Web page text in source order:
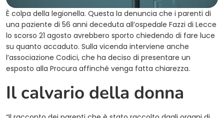
È colpa della legionella. Questa la denuncia che i parenti di
una paziente di 56 anni deceduta all’ospedale Fazzi di Lecce
lo scorso 21 agosto avrebbero sporto chiedendo di fare luce
su quanto accaduto. Sulla vicenda interviene anche
l’associazione Codici, che ha deciso di presentare un
esposto alla Procura affinché venga fatta chiarezza.
Il calvario della donna